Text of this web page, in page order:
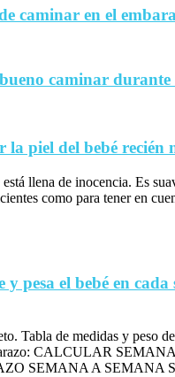
caminar en el
caminar durante
la piel del bebé recién
llena de inocencia. Es
como para tener en
pesa el bebé en cada
Tabla de medidas y peso
CALCULAR
SEMANA A SEMANA